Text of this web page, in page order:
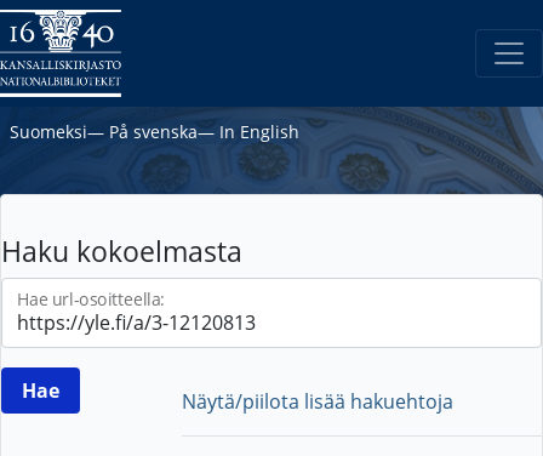
Suomeksi― På svenska― In English
Haku kokoelmasta
Hae url-osoitteella:
Näytä/piilota lisää hakuehtoja